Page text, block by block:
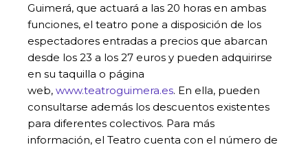
Guimerá, que actuará a las 20 horas en ambas
funciones, el teatro pone a disposición de los
espectadores entradas a precios que abarcan
desde los 23 a los 27 euros y pueden adquirirse
en su taquilla o página
web, www.teatroguimera.es. En ella, pueden
consultarse además los descuentos existentes
para diferentes colectivos. Para más
información, el Teatro cuenta con el número de